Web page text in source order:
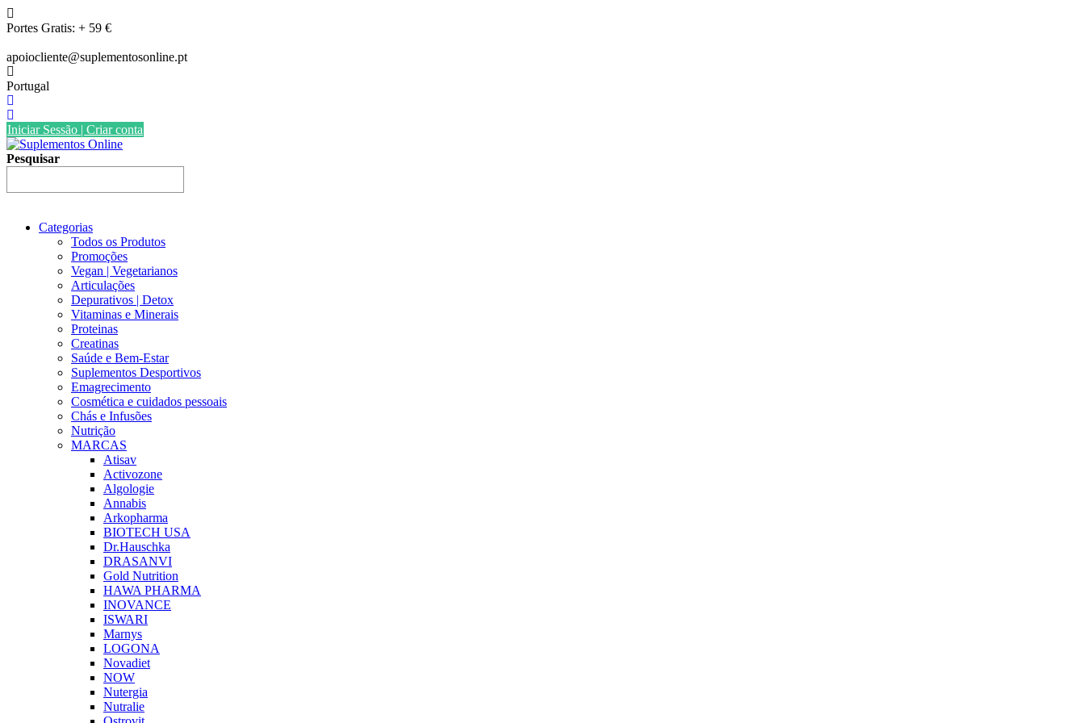
Skip
to
Portes Gratis: + 59 €
apoiocliente@suplementosonline.pt
Portugal
Iniciar Sessão | Criar conta
Pesquisar
Categorias
Todos os Produtos
Promoções
Vegan | Vegetarianos
Articulações
Depurativos | Detox
Vitaminas e Minerais
Proteinas
Creatinas
Saúde e Bem-Estar
Suplementos Desportivos
Emagrecimento
Cosmética e cuidados pessoais
Chás e Infusões
Nutrição
MARCAS
Atisav
Activozone
Algologie
Annabis
Arkopharma
BIOTECH USA
Dr.Hauschka
DRASANVI
Gold Nutrition
HAWA PHARMA
INOVANCE
ISWARI
Marnys
LOGONA
Novadiet
NOW
Nutergia
Nutralie